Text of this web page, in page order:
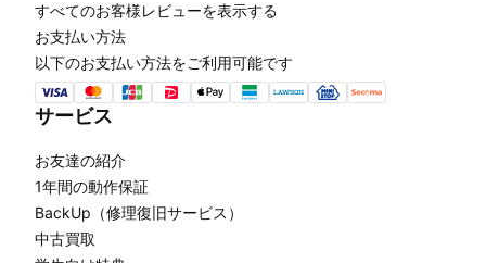
すべてのお客様レビューを表示する
お支払い方法
以下のお支払い方法をご利用可能です
サービス
お友達の紹介
1年間の動作保証
BackUp（修理復旧サービス）
中古買取